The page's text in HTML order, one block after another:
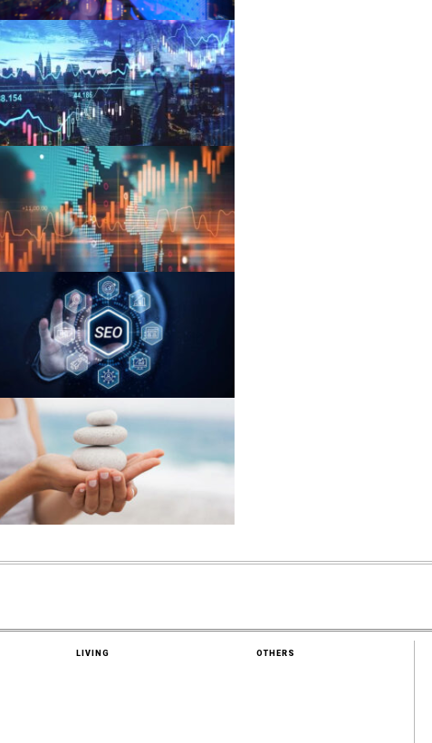
LIVING OTHERS